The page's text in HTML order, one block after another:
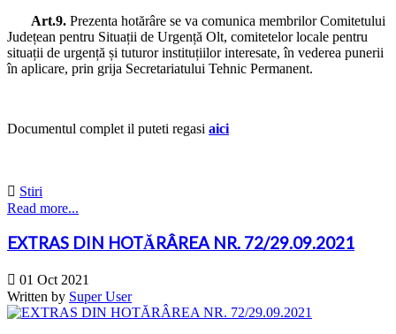
Art.9. Prezenta hotărâre se va comunica membrilor Comitetului
Județean pentru Situații de Urgență Olt, comitetelor locale pentru
situații de urgență și tuturor instituțiilor interesate, în vederea punerii
în aplicare, prin grija Secretariatului Tehnic Permanent.
Documentul complet il puteti regasi aici
 Stiri
Read more...
EXTRAS DIN HOTĂRÂREA NR. 72/29.09.2021
 01 Oct 2021
Written by Super User